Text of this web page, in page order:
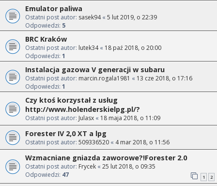
Emulator paliwa
Ostatni post autor: sasek94« 5 lut 2019, o 22:39
Odpowiedzi: 5
BRC Kraków
Ostatni post autor: lutek34« 18 paź 2018, o 20:00
Odpowiedzi: 1
Instalacja gazowa V generacji w subaru
Ostatni post autor: marcin.rogala1981 « 13 cze 2018, o 17:16
Odpowiedzi: 1
Czy ktoś korzystał z usług
http://www.holenderskielpg.pl/?
Ostatni post autor: Julasx « 18 maja 2018, o 11:09
Forester IV 2,0 XT a lpg
Ostatni post autor: 509336520 « 4 mar 2018, o 11:56
Wzmacniane gniazda zaworowe?!Forester 2.0
Ostatni post autor: Frycek « 25 lut 2018, o 09:35
Odpowiedzi: 47 1 2